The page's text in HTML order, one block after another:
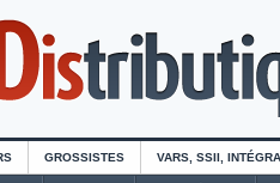
GROSSISTES VARS, SSII,